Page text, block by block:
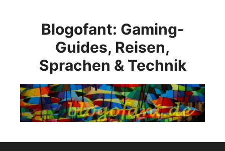
Blogofant: Gaming-
Guides, Reisen,
Sprachen & Technik